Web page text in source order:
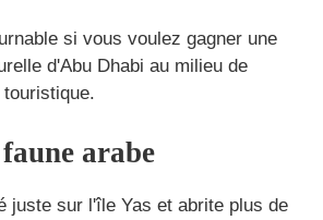
si vous voulez gagner une
d'Abu Dhabi au milieu de
arabe
juste sur l'île Yas et abrite plus de